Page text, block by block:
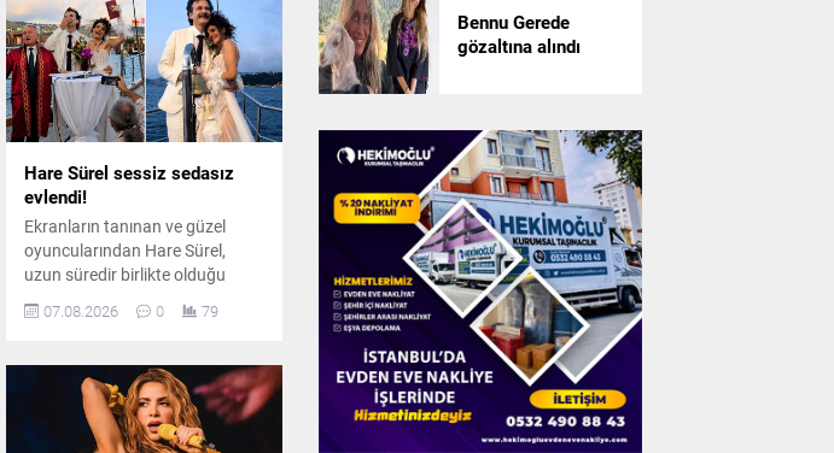
Hare Sürel sessiz sedasız
evlendi!
Ekranların tanınan ve güzel
oyuncularından Hare Sürel,
uzun süredir birlikte olduğu
İstanbul Kuruçeşme'de
dünyaevine girdi.
07.08.2026 0 79
Bennu Gerede
gözaltına alındı